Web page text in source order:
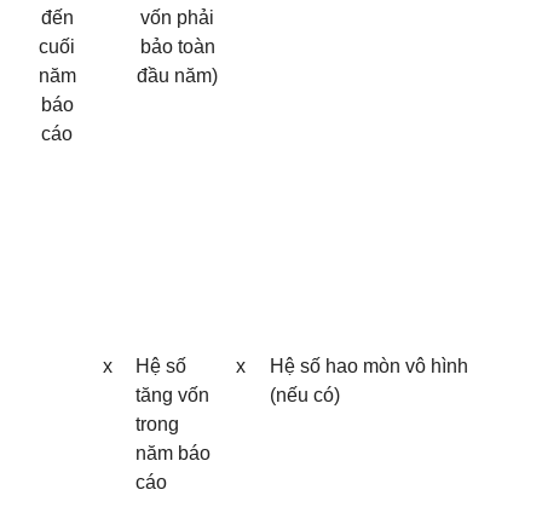
đến
cuối
năm
báo
cáo
vốn phải
bảo toàn
đầu năm)
x
Hệ số
tăng vốn
trong
năm báo
cáo
x
Hệ số hao mòn vô hình
(nếu có)